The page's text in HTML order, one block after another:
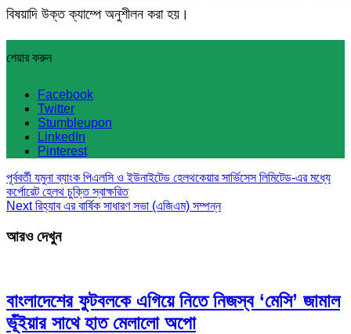
বিষয়াদি উক্ত ক্যাম্পে অনুশীলন করা হয়।
শেয়ার করুন
Facebook
Twitter
Stumbleupon
LinkedIn
Pinterest
পূর্ববর্তী যমুনা ব্যাংক পিএলসি ও ইউনাইটেড হেলথকেয়ার সার্ভিসেস লিমিটেড-এর মধ্যে
কর্পোরেট হেলথ চুক্তি স্বাক্ষরিত
Nextরিহ্যাব এর বার্ষিক সাধারণ সভা (এজিএম) সম্পন্ন
আরও দেখুন
বাংলাদেশের ফুটবলকে এগিয়ে নিতে নিজস্ব ‘মেসি’ জামাল
ভূঁইয়ার সাথে হাত মেলালো অপো